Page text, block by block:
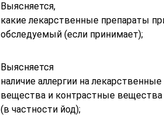
Выясняется,
какие лекарственные препараты
обследуемый (если принимает);
Выясняется
наличие аллергии на лекарственные
вещества и контрастные вещества
(в частности йод);